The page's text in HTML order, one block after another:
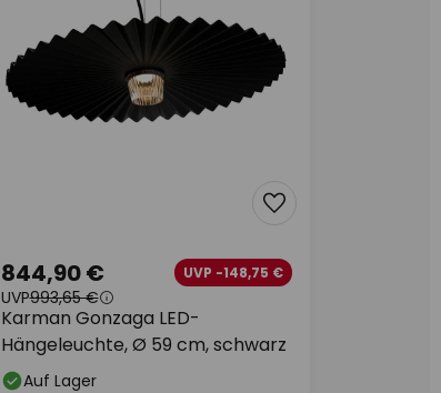
Karman Gonzaga LED-
Hängeleuchte, Ø 59 cm, schwarz
844,90 € UVP -148,75 €
UVP993,65 €
Auf Lager